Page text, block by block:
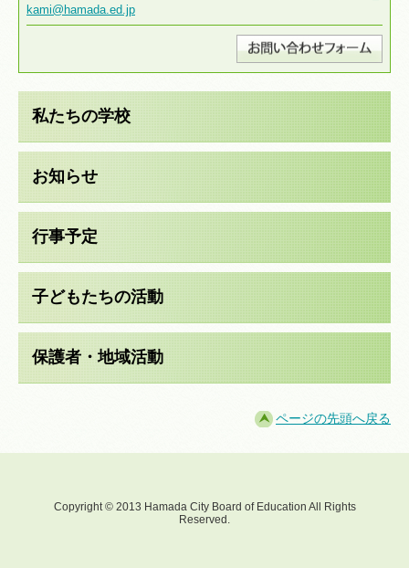
kami@hamada.ed.jp
私たちの学校
お知らせ
行事予定
子どもたちの活動
保護者・地域活動
ページの先頭へ戻る
Copyright © 2013 Hamada City Board of Education All Rights
Reserved.